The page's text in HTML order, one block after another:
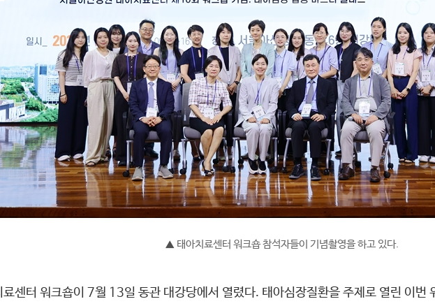
▲ 태아치료센터 워크숍 참석자들이 기념촬영을 하고 있다.
센터 워크숍이 7월 13일 동관 대강당에서 열렸다. 태아심장질환을 주제로 열린 이번